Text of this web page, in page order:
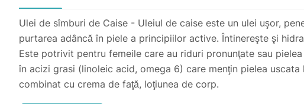
Ulei de sîmburi de Caise - Uleiul de caise este un ulei uşor,
purtarea adâncă în piele a principiilor active. Întinereşte şi
Este potrivit pentru femeile care au riduri pronunţate sau
în acizi grasi (linoleic acid, omega 6) care menţin pielea
combinat cu crema de faţă, loţiunea de corp.